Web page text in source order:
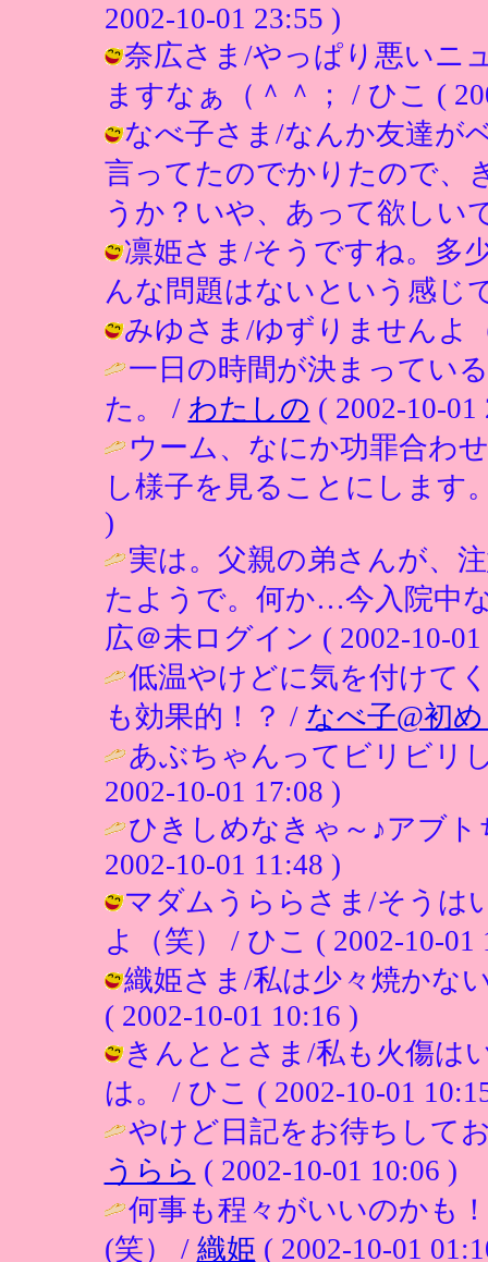
2002-10-01 23:55 )
奈広さま/やっぱり悪いニ
ますなぁ（＾＾； / ひこ (
なべ子さま/なんか友達が
言ってたのでかりたので、
うか？いや、あって欲しい
凛姫さま/そうですね。多
んな問題はないという感じ
みゆさま/ゆずりませんよ
一日の時間が決まってい
た。 / わたしの ( 2002-10-01
ウーム、なにか功罪合わ
し様子を見ることにします
)
実は。父親の弟さんが、
たようで。何か…今入院中
広＠未ログイン ( 2002-10-01
低温やけどに気を付けて
も効果的！？ / なべ子@初
あぶちゃんってビリビリ
2002-10-01 17:08 )
ひきしめなきゃ～♪アブ
2002-10-01 11:48 )
マダムうららさま/そうは
よ（笑） / ひこ ( 2002-10-01
織姫さま/私は少々焼かな
( 2002-10-01 10:16 )
きんととさま/私も火傷は
は。 / ひこ ( 2002-10-01
やけど日記をお待ちして
うらら ( 2002-10-01 10:06 )
何事も程々がいいのかも
(笑） / 織姫 ( 2002-10-01